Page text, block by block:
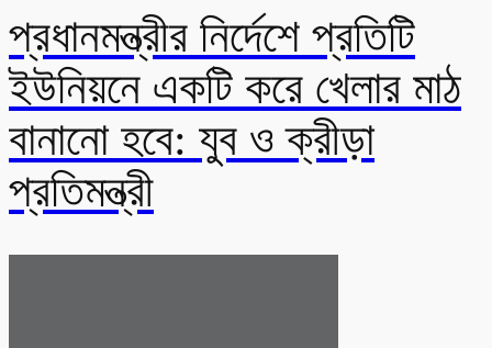
প্রধানমন্ত্রীর নির্দেশে প্রতিটি
ইউনিয়নে একটি করে খেলার মাঠ
বানানো হবে: যুব ও ক্রীড়া
প্রতিমন্ত্রী